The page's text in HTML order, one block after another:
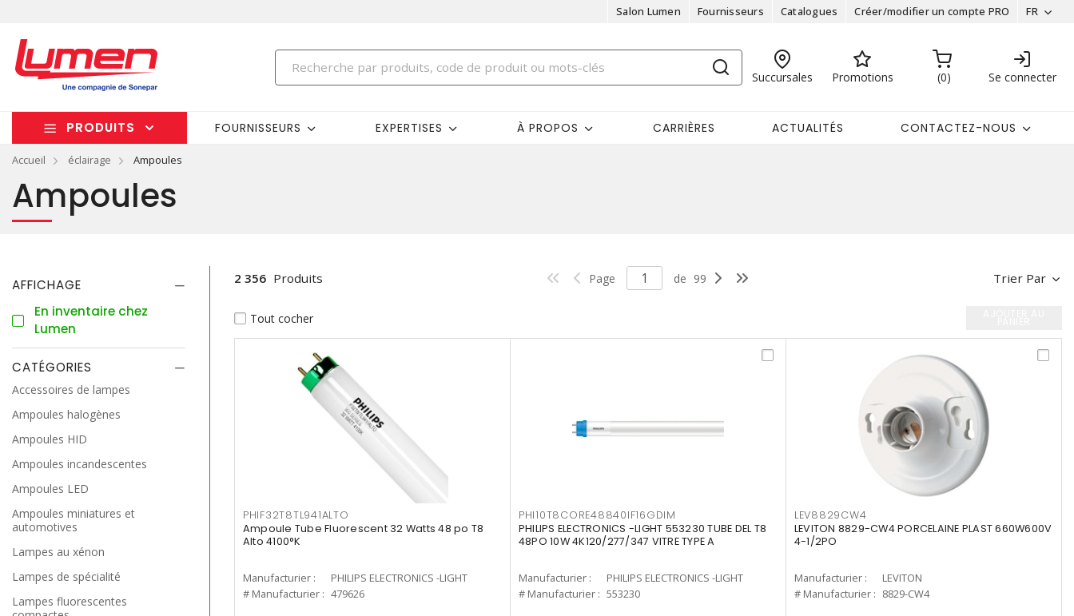
Salon Lumen Fournisseurs Catalogues Créer/modifier un compte PRO FR
Succursales Promotions 0 Se connecter
PRODUITS FOURNISSEURS EXPERTISES À PROPOS CARRIÈRES ACTUALITÉS CONTACTEZ-NOUS
Accueil éclairage Ampoules
Ampoules
AFFICHAGE
En inventaire chez
Lumen
CATÉGORIES
Accessoires de lampes
Ampoules halogènes
Ampoules HID
Ampoules incandescentes
Ampoules LED
Ampoules miniatures et
automotives
Lampes au xénon
Lampes de spécialité
Lampes fluorescentes
Trier Par
2 356 Produits Page de 99
Tout cocher
PHIF32T8TL941ALTO
Ampoule Tube Fluorescent 32 Watts 48 po T8
Alto 4100°K
Manufacturier :
PHILIPS ELECTRONICS -LIGHT
# Manufacturier : 479626
PHI10T8CORE48840IF16GDIM
PHILIPS ELECTRONICS -LIGHT 553230 TUBE DEL T8
48PO 10W 4K120/277/347 VITRE TYPE A
Manufacturier :
PHILIPS ELECTRONICS -LIGHT
# Manufacturier : 553230
LEV8829CW4
LEVITON 8829-CW4 PORCELAINE PLAST 660W600V
4-1/2PO
Manufacturier :
LEVITON
# Manufacturier : 8829-CW4